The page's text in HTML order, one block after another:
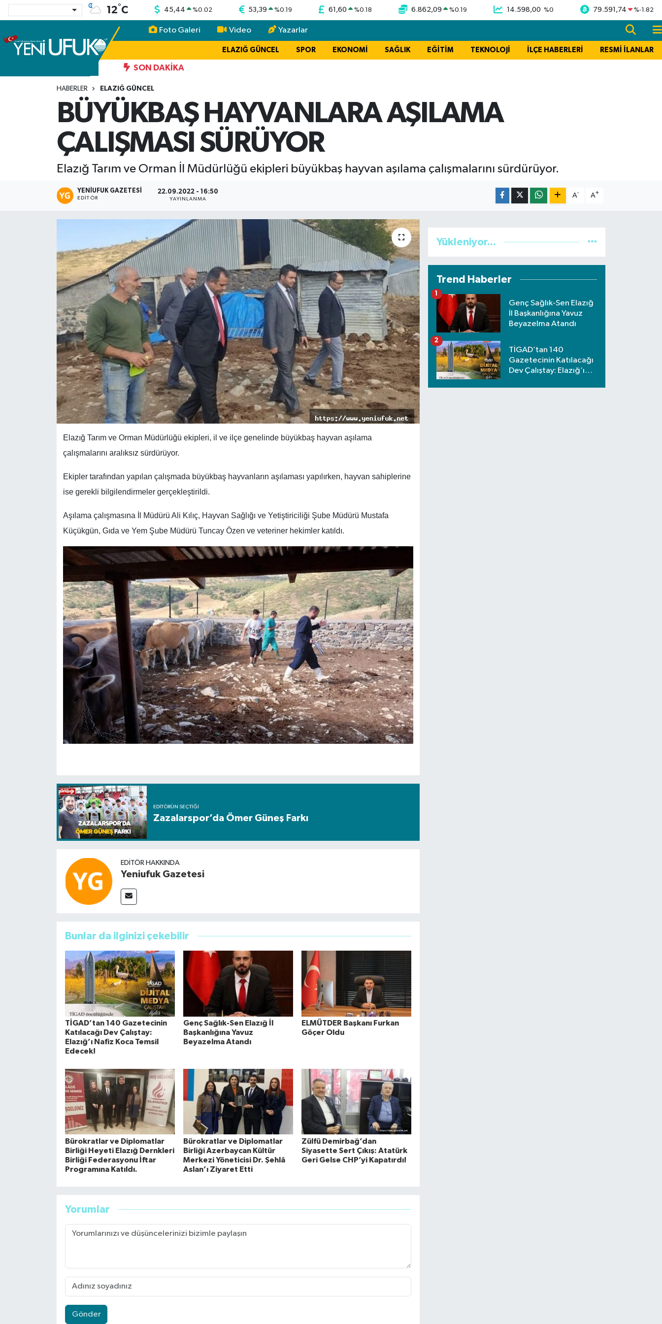
12°C 45,44 %0.02 53,39 %0.19 61,60 %0.18 6.862,09 %0.19 14.598,00 %0 79.591,74 %-1.82
Foto Galeri Video Yazarlar
ELAZIĞ GÜNCEL SPOR EKONOMİ SAĞLIK EĞİTİM TEKNOLOJİ İLÇE HABERLERİ RESMİ İLANLAR
SON DAKIKA
HABERLER ELAZIĞ GÜNCEL
BÜYÜKBAŞ HAYVANLARA AŞILAMA
ÇALIŞMASI SÜRÜYOR
Elazığ Tarım ve Orman İl Müdürlüğü ekipleri büyükbaş hayvan aşılama çalışmalarını sürdürüyor.
YENIUFUK GAZETESI
EDITÖR
22.09.2022 - 16:50
YAYINLANMA
A- A+
Elazığ Tarım ve Orman Müdürlüğü ekipleri, il ve ilçe genelinde büyükbaş hayvan aşılama
çalışmalarını aralıksız sürdürüyor.
Ekipler tarafından yapılan çalışmada büyükbaş hayvanların aşılaması yapılırken, hayvan sahiplerine
ise gerekli bilgilendirmeler gerçekleştirildi.
Aşılama çalışmasına İl Müdürü Ali Kılıç, Hayvan Sağlığı ve Yetiştiriciliği Şube Müdürü Mustafa
Küçükgün, Gıda ve Yem Şube Müdürü Tuncay Özen ve veteriner hekimler katıldı.
EDITÖRÜN SEÇTIĞI
Zazalarspor’da Ömer Güneş Farkı
EDITÖR HAKKINDA
Yeniufuk Gazetesi
Bunlar da ilginizi çekebilir
TİGAD’tan 140 Gazetecinin
Katılacağı Dev Çalıştay:
Elazığ’ı Nafiz Koca Temsil
Edecek!
Genç Sağlık-Sen Elazığ İl
Başkanlığına Yavuz
Beyazelma Atandı
ELMÜTDER Başkanı Furkan
Göçer Oldu
Bürokratlar ve Diplomatlar
Birliği Heyeti Elazığ Dernkleri
Birliği Federasyonu İftar
Programına Katıldı.
Bürokratlar ve Diplomatlar
Birliği Azerbaycan Kültür
Merkezi Yöneticisi Dr. Şehlâ
Aslan’ı Ziyaret Etti
Zülfü Demirbağ’dan
Siyasette Sert Çıkış: Atatürk
Geri Gelse CHP’yi Kapatırdı!
Yorumlar
Gönder
Yükleniyor...
Trend Haberler
Genç Sağlık-Sen Elazığ
İl Başkanlığına Yavuz
Beyazelma Atandı
1
TİGAD’tan 140
Gazetecinin Katılacağı
Dev Çalıştay: Elazığ’ı
2
Nöbetçi Eczaneler
Namaz Vakitleri
Trafik Durumu
Süper Lig Puan Durumu ve Fikstür
Tüm Manşetler
Son Dakika Haberleri